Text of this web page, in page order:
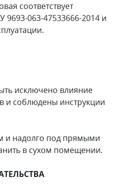
соответствует
9693-063-47533666-2014 и
исключено влияние
и соблюдены инструкции
и надолго под прямыми
в сухом помещении.